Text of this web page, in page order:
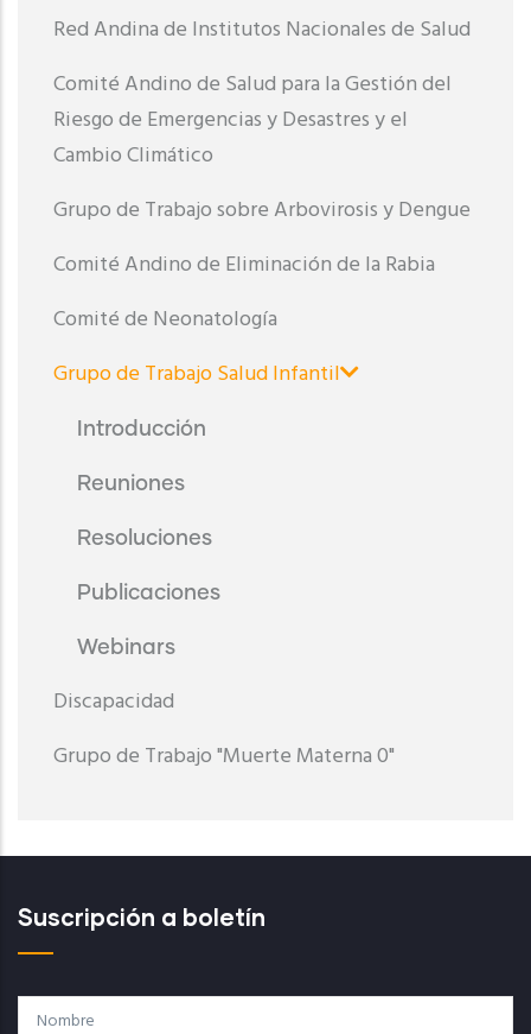
Red Andina de Institutos Nacionales de Salud
Comité Andino de Salud para la Gestión del
Riesgo de Emergencias y Desastres y el
Cambio Climático
Grupo de Trabajo sobre Arbovirosis y Dengue
Comité Andino de Eliminación de la Rabia
Comité de Neonatología
Grupo de Trabajo Salud Infantil
Introducción
Reuniones
Resoluciones
Publicaciones
Webinars
Discapacidad
Grupo de Trabajo "Muerte Materna 0"
Suscripción a boletín
Nombre